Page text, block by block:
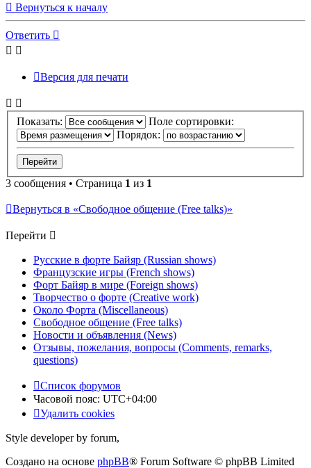
Вернуться к началу
Ответить
Версия для печати
Показать:
Поле сортировки:
Порядок:
3 сообщения • Страница 1 из 1
Вернуться в «Свободное общение (Free talks)»
Перейти
Русские в форте Байяр (Russian shows)
Французские игры (French shows)
Форт Байяр в мире (Foreign shows)
Творчество о форте (Creative work)
Около Форта (Miscellaneous)
Свободное общение (Free talks)
Новости и объявления (News)
Отзывы, пожелания, вопросы (Comments, remarks,
questions)
Список форумов
Часовой пояс: UTC+04:00
Удалить cookies
Style developer by forum,
Создано на основе phpBB® Forum Software © phpBB Limited